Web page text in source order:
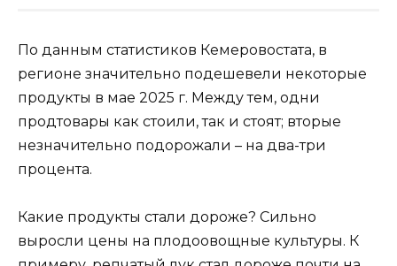
По данным статистиков Кемеровостата, в
регионе значительно подешевели некоторые
продукты в мае 2025 г. Между тем, одни
продтовары как стоили, так и стоят; вторые
незначительно подорожали – на два-три
процента.
Какие продукты стали дороже? Сильно
выросли цены на плодоовощные культуры. К